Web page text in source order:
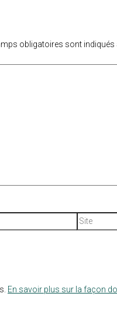
obligatoires sont indiqués
Site
En savoir plus sur la façon